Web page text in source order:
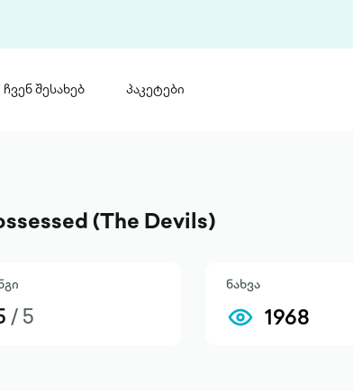
ჩვენ შესახებ პაკეტები
(The Devils)
/ 5
ნახვა
1968